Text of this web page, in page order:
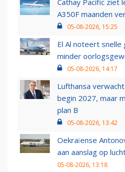
Cathay Pacific ziet
A350F maanden
05-08-2026, 15:25
El Al noteert
minder
05-08-2026, 14:17
Lufthansa
begin 2027, maar
plan B
05-08-2026, 13:42
Oekraïense
aan aanslag op
05-08-2026, 13:18